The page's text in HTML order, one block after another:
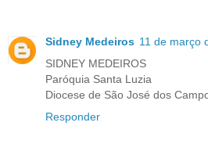
Sidney Medeiros 11 de março
SIDNEY MEDEIROS
Paróquia Santa Luzia
Diocese de São José dos
Responder